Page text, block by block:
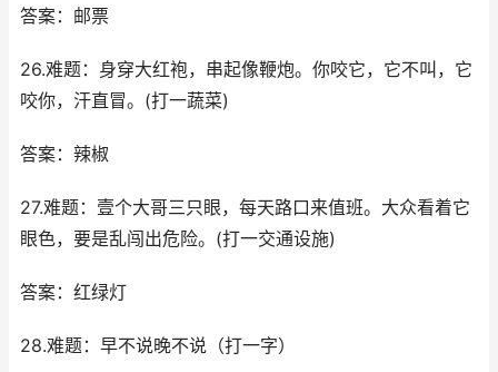
答案：邮票
26.难题：身穿大红袍，串起像鞭炮。你咬它，它不叫，它
咬你，汗直冒。(打一蔬菜)
答案：辣椒
27.难题：壹个大哥三只眼，每天路口来值班。大众看着它
眼色，要是乱闯出危险。(打一交通设施)
答案：红绿灯
28.难题：早不说晚不说（打一字）